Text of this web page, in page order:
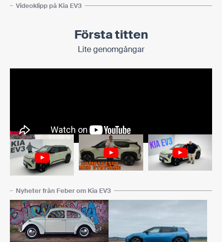
Videoklipp på Kia EV3
Första titten
Lite genomgångar
Nyheter från Feber om Kia EV3